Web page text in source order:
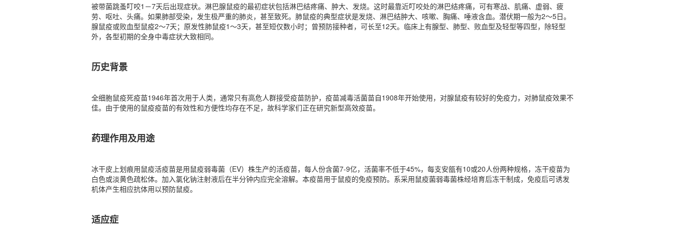
被带菌跳蚤叮咬1－7天后出现症状。淋巴腺鼠疫的最初症状包括淋巴结疼痛、肿大、发烧。这时最靠近叮咬处的淋巴结疼痛，可有寒战、肌痛、虚弱、疲
劳、呕吐、头痛。如果肺部受染，发生极严重的肺炎，甚至致死。肺鼠疫的典型症状是发烧、淋巴结肿大、咳嗽、胸痛、唾液含血。潜伏期一般为2～5日。
腺鼠疫或败血型鼠疫2～7天；原发性肺鼠疫1～3天，甚至短仅数小时；曾预防接种者，可长至12天。临床上有腺型、肺型、败血型及轻型等四型，除轻型
外，各型初期的全身中毒症状大致相同。
历史背景
全细胞鼠疫死疫苗1946年首次用于人类，通常只有高危人群接受疫苗防护，疫苗减毒活菌苗自1908年开始使用，对腺鼠疫有较好的免疫力，对肺鼠疫效果不
佳。由于使用的鼠疫疫苗的有效性和方便性均存在不足，故科学家们正在研究新型高效疫苗。
药理作用及用途
冰干皮上划痕用鼠疫活疫苗是用鼠疫弱毒菌（EV）株生产的活疫苗，每人份含菌7-9亿，活菌率不低于45%，每支安瓿有10或20人份两种规格，冻干疫苗为
白色或淡黄色疏松体。加入氯化钠注射液后在半分钟内应完全溶解。本疫苗用于鼠疫的免疫预防。系采用鼠疫菌弱毒菌株经培育后冻干制成，免疫后可诱发
机体产生相应抗体用以预防鼠疫。
适应症